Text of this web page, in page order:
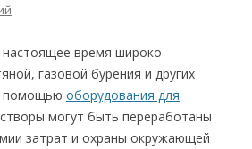
настоящее время широко
газовой бурения и других
помощью оборудования для
могут быть переработаны
затрат и охраны окружающей